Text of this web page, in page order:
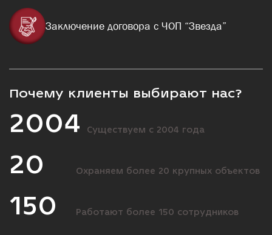
Заключение договора с ЧОП “Звезда”
Почему клиенты выбирают нас?
2004 Существуем с 2004 года
20 Охраняем более 20 крупных объектов
150 Работают более 150 сотрудников